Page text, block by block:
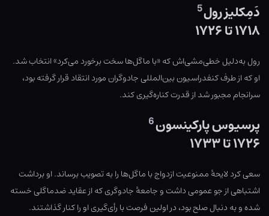
دَمِکلیز رول5
۱۷۱۸ تا ۱۷۲۶
رول به‌دلیل خطی‌مشی‌اش که «با ماگل‌ها سخت برخورد می‌کرد» انتخاب شد.
او که از طرف کنفدراسیون بین‌المللی جادوگران مورد انتقاد قرار گرفته بود،
سرانجام مجبور شد از قدرت کناره‌گیری کند.
پرسیوس پارکینسون6
۱۷۲۶ تا ۱۷۳۳
سعی کرد لایحهٔ ممنوعیت ازدواج با ماگل‌ها را به تصویب برساند. او برداشت
اشتباهی از جو عمومی داشت و جامعهٔ جادوگری که از عقاید ضدماگلی خسته
شده و به دنبال صلح بود، در اولین فرصت با رأی‌گیری او را کنار گذاشتند.